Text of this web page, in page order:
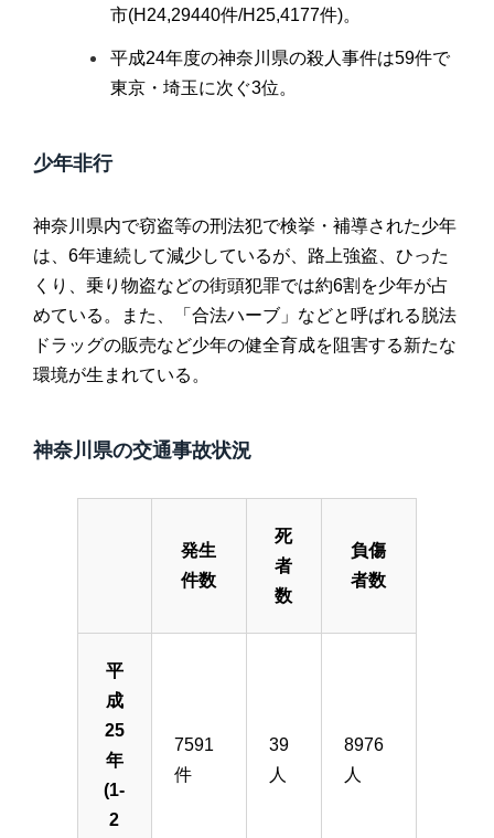
市(H24,29440件/H25,4177件)。
平成24年度の神奈川県の殺人事件は59件で
東京・埼玉に次ぐ3位。
少年非行
神奈川県内で窃盗等の刑法犯で検挙・補導された少年
は、6年連続して減少しているが、路上強盗、ひった
くり、乗り物盗などの街頭犯罪では約6割を少年が占
めている。また、「合法ハーブ」などと呼ばれる脱法
ドラッグの販売など少年の健全育成を阻害する新たな
環境が生まれている。
神奈川県の交通事故状況
発生
件数
死
者
数
負傷
者数
平
成
25
年
(1-
2
7591
件
39
人
8976
人